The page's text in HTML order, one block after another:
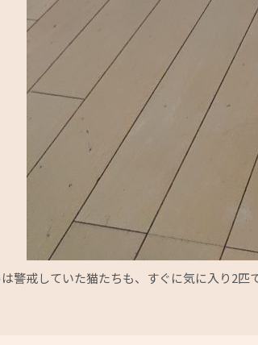
警戒していた猫たちも、すぐに気に入り2